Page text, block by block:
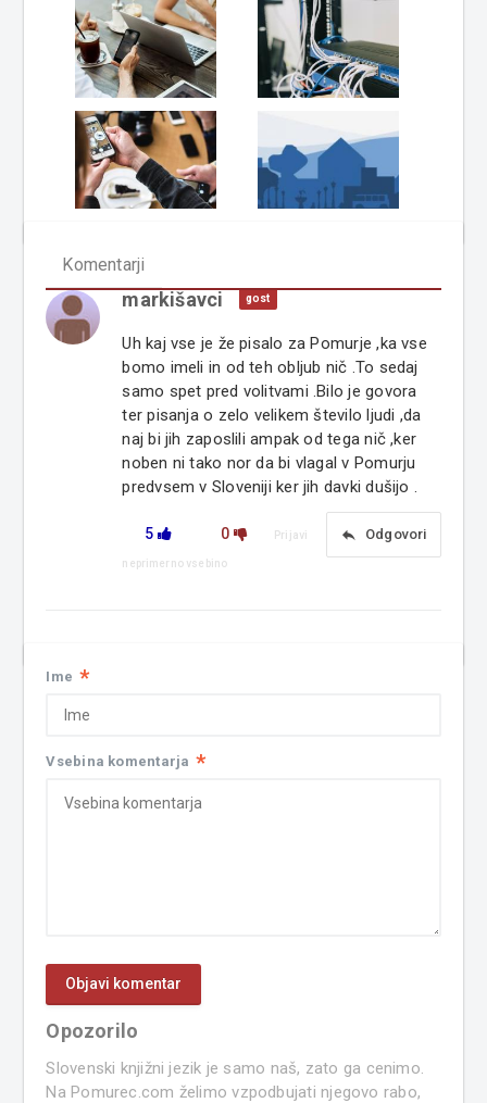
Komentarji
markišavci gost
Uh kaj vse je že pisalo za Pomurje ,ka vse
bomo imeli in od teh obljub nič .To sedaj
samo spet pred volitvami .Bilo je govora
ter pisanja o zelo velikem število ljudi ,da
naj bi jih zaposlili ampak od tega nič ,ker
noben ni tako nor da bi vlagal v Pomurju
predvsem v Sloveniji ker jih davki dušijo .
5 0 reply Odgovori
Prijavi
neprimerno vsebino
Ime *
Vsebina komentarja *
Opozorilo
Slovenski knjižni jezik je samo naš, zato ga cenimo.
Na Pomurec.com želimo vzpodbujati njegovo rabo,